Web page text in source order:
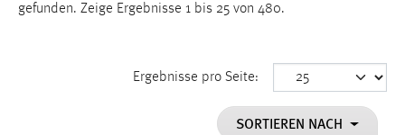
gefunden. Zeige Ergebnisse 1 bis 25 von 480.
Ergebnisse pro Seite:
SORTIEREN NACH
Einverständnis
cookie_consent
Dieser Cookie speichert die ausgewählten Einverständnis-